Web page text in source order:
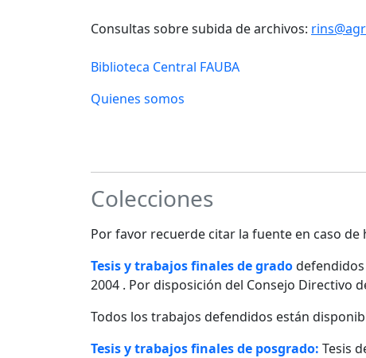
Consultas sobre subida de archivos:
Biblioteca Central FAUBA
Quienes somos
Colecciones
Por favor recuerde citar la fuente en caso
Tesis y trabajos finales de grado
2004 . Por disposición del Consejo Directivo
Todos los trabajos defendidos están
Tesis y trabajos finales de posgrado: Tesis